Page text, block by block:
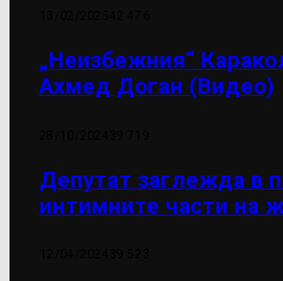
„Неизбежния“
Ахмед Доган (Видео)
Депутат заглежда в
интимните части на